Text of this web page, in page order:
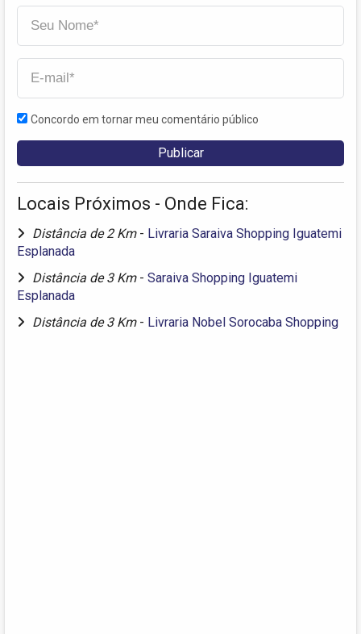
Concordo em tornar meu comentário público
Locais Próximos - Onde Fica:
Distância de 2 Km - Livraria Saraiva Shopping Iguatemi
Esplanada
Distância de 3 Km - Saraiva Shopping Iguatemi
Esplanada
Distância de 3 Km - Livraria Nobel Sorocaba Shopping